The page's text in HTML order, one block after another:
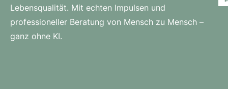
Lebensqualität. Mit echten Impulsen und
professioneller Beratung von Mensch zu Mensch –
ganz ohne KI.